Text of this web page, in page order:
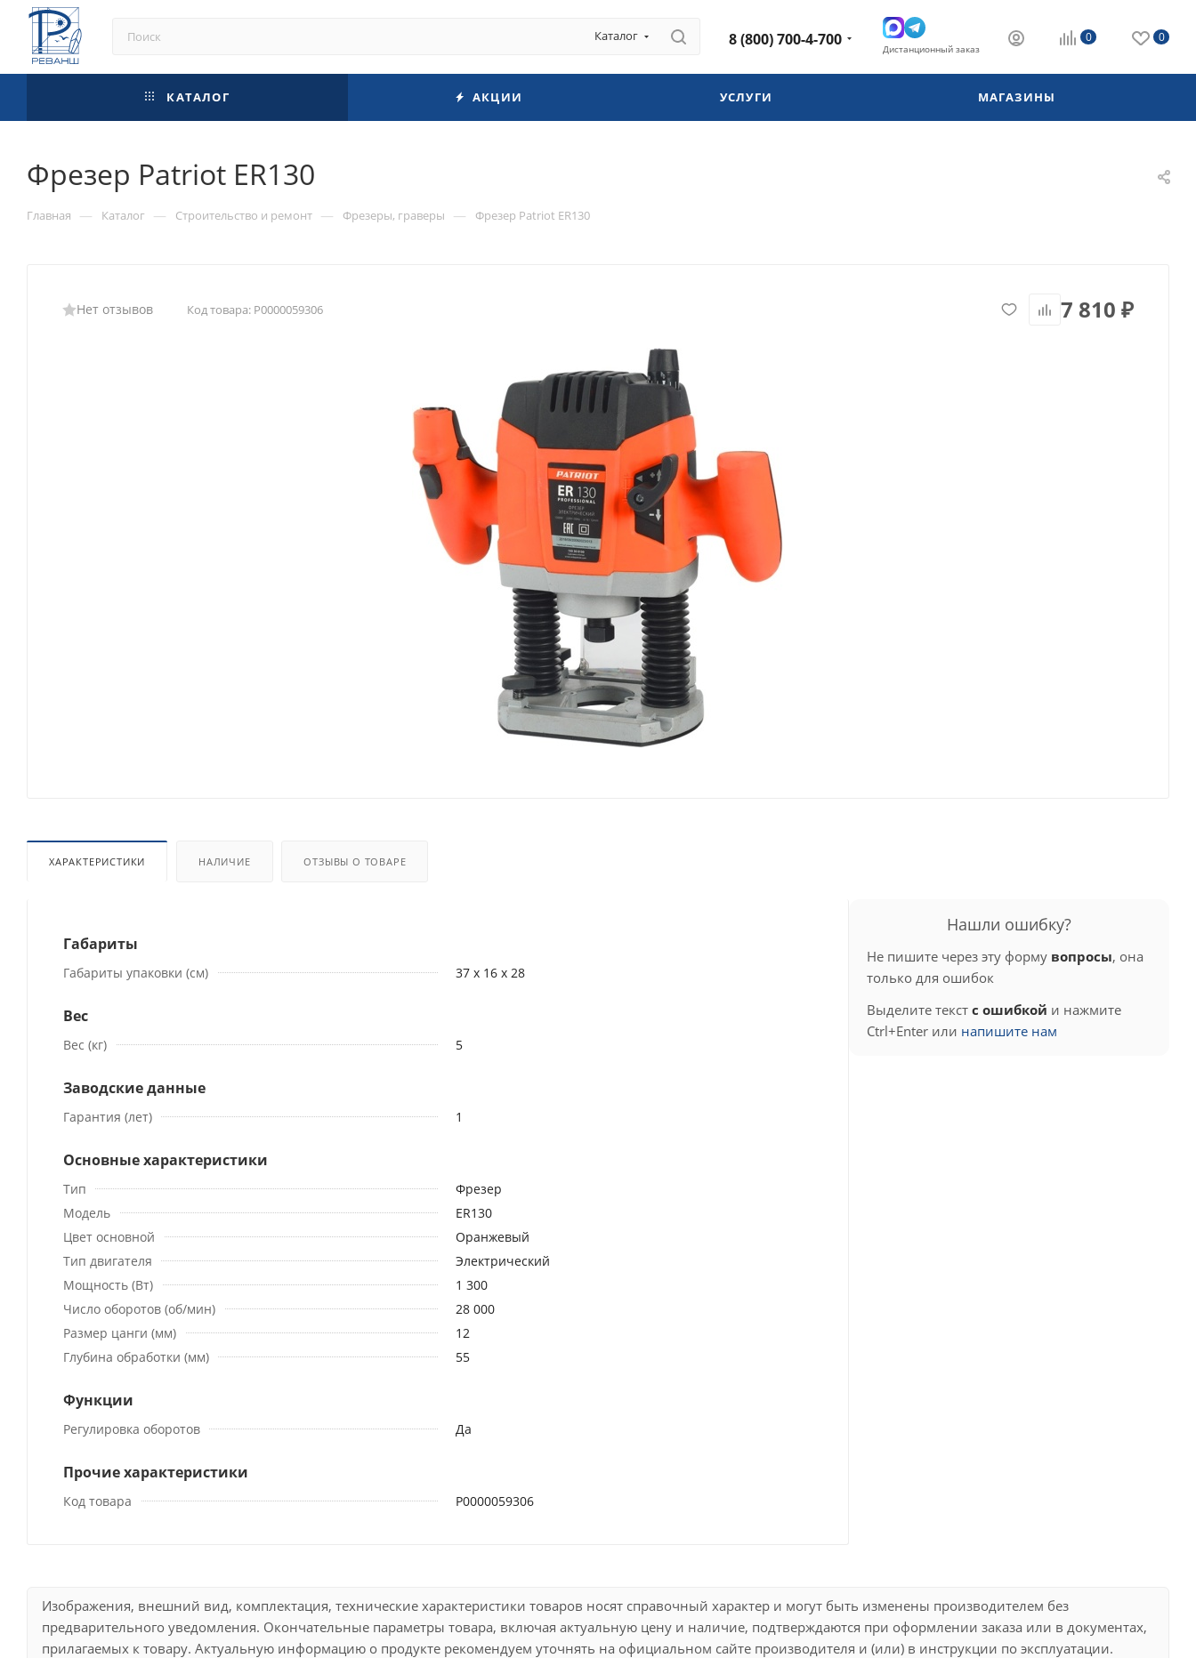
Каталог 8 (800) 700-4-700 Дистанционный заказ
0 0
КАТАЛОГ АКЦИИ УСЛУГИ МАГАЗИНЫ
Фрезер Patriot ER130
Главная — Каталог — Строительство и ремонт — Фрезеры, граверы — Фрезер Patriot ER130
Нет отзывов Код товара: Р0000059306 7 810 ₽
ХАРАКТЕРИСТИКИ НАЛИЧИЕ ОТЗЫВЫ О ТОВАРЕ
Габариты
Габариты упаковки (см) 37 x 16 x 28
Вес
Вес (кг) 5
Заводские данные
Гарантия (лет) 1
Основные характеристики
Тип
Фрезер
Модель
ER130
Цвет основной
Оранжевый
Тип двигателя
Электрический
Мощность (Вт)
1 300
Число оборотов (об/мин)
28 000
Размер цанги (мм)
12
Глубина обработки (мм)
55
Функции
Регулировка оборотов Да
Прочие характеристики
Код товара Р0000059306
Нашли ошибку?
Не пишите через эту форму вопросы, она
только для ошибок
Выделите текст с ошибкой и нажмите
Ctrl+Enter или напишите нам
Изображения, внешний вид, комплектация, технические характеристики товаров носят справочный характер и могут быть изменены производителем без
предварительного уведомления. Окончательные параметры товара, включая актуальную цену и наличие, подтверждаются при оформлении заказа или в документах,
прилагаемых к товару. Актуальную информацию о продукте рекомендуем уточнять на официальном сайте производителя и (или) в инструкции по эксплуатации.